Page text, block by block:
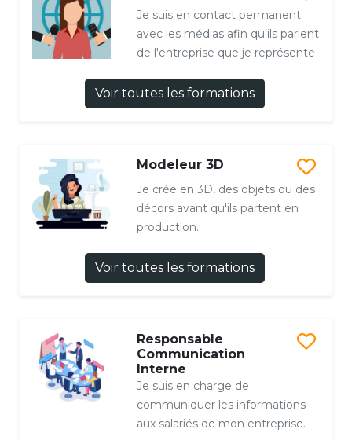
Je suis en contact permanent
avec les médias afin qu'ils parlent
de l'entreprise que je représente
Voir toutes les formations
Modeleur 3D
Je crée en 3D, des objets ou des
décors avant qu'ils partent en
production.
Voir toutes les formations
Responsable
Communication
Interne
Je suis en charge de
communiquer les informations
aux salariés de mon entreprise.